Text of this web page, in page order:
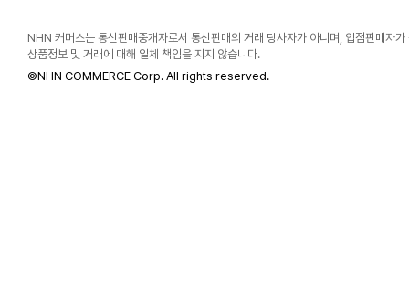
NHN 커머스는 통신판매중개자로서 통신판매의 거래 당사자가 아니며, 입점판매자가
상품정보 및 거래에 대해 일체 책임을 지지 않습니다.
©NHN COMMERCE Corp. All rights reserved.